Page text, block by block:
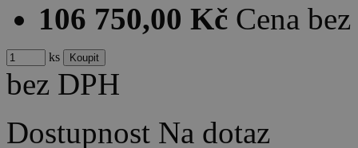
106 750,00 Kč Cena
ks
bez DPH
Dostupnost Na dotaz